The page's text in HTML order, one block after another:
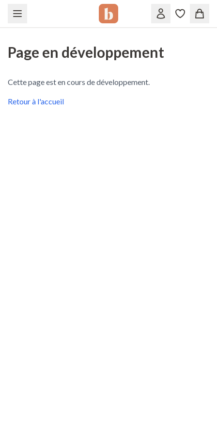
Page en développement
Cette page est en cours de développement.
Retour à l'accueil